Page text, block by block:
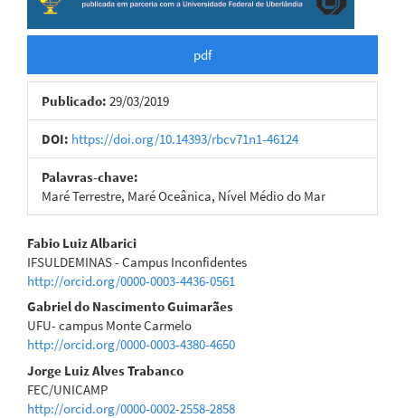
pdf
Publicado: 29/03/2019
DOI: https://doi.org/10.14393/rbcv71n1-46124
Palavras-chave:
Maré Terrestre, Maré Oceânica, Nível Médio do Mar
Conteúdo
do
artigo
principal
Fabio Luiz Albarici
IFSULDEMINAS - Campus Inconfidentes
http://orcid.org/0000-0003-4436-0561
Gabriel do Nascimento Guimarães
UFU- campus Monte Carmelo
http://orcid.org/0000-0003-4380-4650
Jorge Luiz Alves Trabanco
FEC/UNICAMP
http://orcid.org/0000-0002-2558-2858